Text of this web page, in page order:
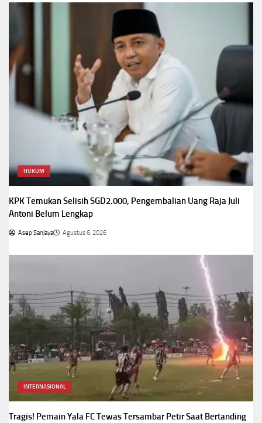
HUKUM
KPK Temukan Selisih SGD2.000, Pengembalian Uang Raja Juli
Antoni Belum Lengkap
Asep Sanjaya Agustus 6, 2026
INTERNASIONAL
Tragis! Pemain Yala FC Tewas Tersambar Petir Saat Bertanding